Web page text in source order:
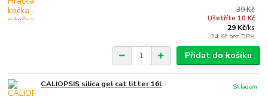
39 Kč
Ušetříte 10 Kč
29 Kč/ks
24 Kč bez DPH
Přidat do košíku
CALIOPSIS silica gel cat litter 16l
Skladem